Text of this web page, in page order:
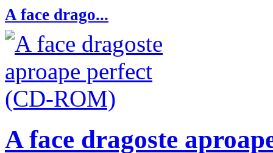
A face drago...
A face dragoste